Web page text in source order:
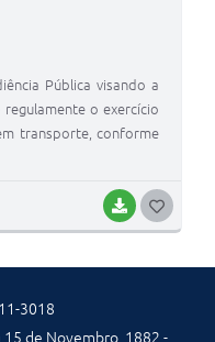
BAIXAR
Pública visando a
o exercício
transporte, conforme
3018
15 de Novembro, 1882 -